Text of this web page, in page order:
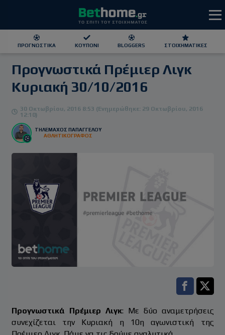
ΠΡΟΓΝΩΣΤΙΚΆ ΚΟΥΠΌΝΙ BLOGGERS ΣΤΟΙΧΗΜΑΤΙΚΕΣ
Προγνωστικά Πρέμιερ Λιγκ
Κυριακή 30/10/2016
30 Οκτωβρίου, 2016 8:53 (Ενημερώθηκε: 29 Οκτωβρίου, 2016
12:10)
ΤΗΛΈΜΑΧΟΣ ΠΑΠΑΓΓΈΛΟΥ
ΑΘΛΗΤΙΚΟΓΡΑΦΟΣ
Facebook
Προγνωστικά Πρέμιερ Λιγκ: Με δύο αναμετρήσεις
συνεχίζεται την Κυριακή η 10η αγωνιστική της